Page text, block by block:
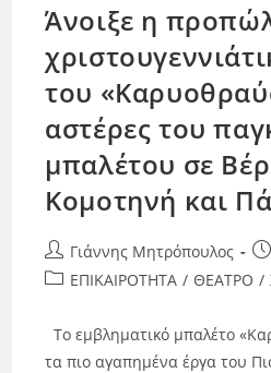
Άνοιξε η
του
αστέρες του
μπαλέτου σε
Κομοτηνή και
Γιάννης Μητρόπουλος
ΕΠΙΚΑΙΡΟΤΗΤΑ / ΘΕΑΤΡΟ /
Το εμβληματικό μπαλέτο
τα πιο αγαπημένα έργα του